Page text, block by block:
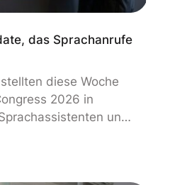
das Sprachanrufe
diese Woche
2026 in
und
direkt mit